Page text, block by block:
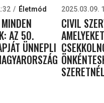
Életmód
AZ 50.
ÜNNEPLI
2025.03.09.
CIVIL
SZERETNÉL